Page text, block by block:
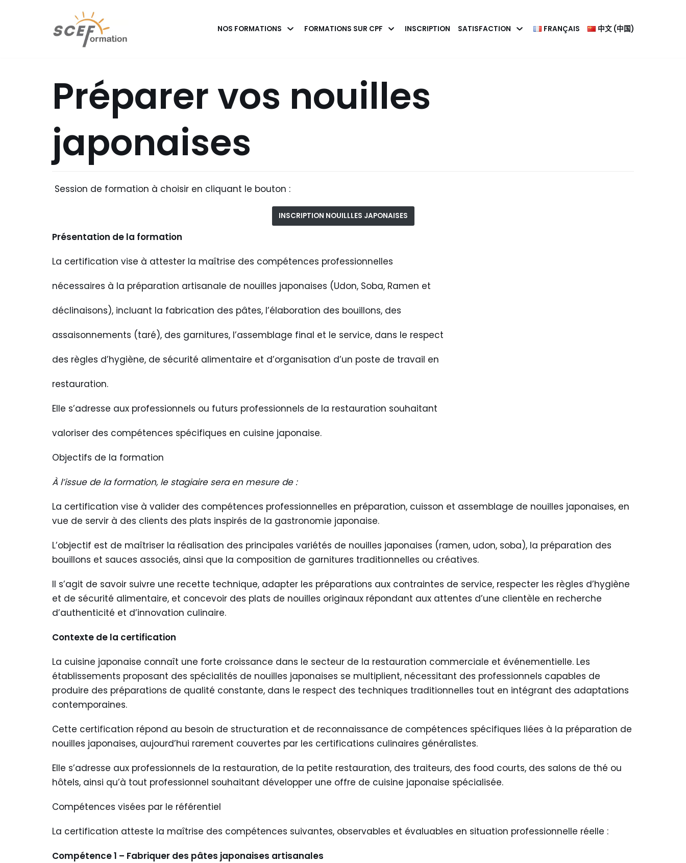
NOS FORMATIONS FORMATIONS SUR CPF INSCRIPTION SATISFACTION FRANÇAIS 中文 (中国)
Préparer vos nouilles
japonaises
Session de formation à choisir en cliquant le bouton :
INSCRIPTION NOUILLLES JAPONAISES
Présentation de la formation
La certification vise à attester la maîtrise des compétences professionnelles
nécessaires à la préparation artisanale de nouilles japonaises (Udon, Soba, Ramen et
déclinaisons), incluant la fabrication des pâtes, l’élaboration des bouillons, des
assaisonnements (taré), des garnitures, l’assemblage final et le service, dans le respect
des règles d’hygiène, de sécurité alimentaire et d’organisation d’un poste de travail en
restauration.
Elle s’adresse aux professionnels ou futurs professionnels de la restauration souhaitant
valoriser des compétences spécifiques en cuisine japonaise.
Objectifs de la formation
À l’issue de la formation, le stagiaire sera en mesure de :
La certification vise à valider des compétences professionnelles en préparation, cuisson et assemblage de nouilles japonaises, en
vue de servir à des clients des plats inspirés de la gastronomie japonaise.
L’objectif est de maîtriser la réalisation des principales variétés de nouilles japonaises (ramen, udon, soba), la préparation des
bouillons et sauces associés, ainsi que la composition de garnitures traditionnelles ou créatives.
Il s’agit de savoir suivre une recette technique, adapter les préparations aux contraintes de service, respecter les règles d’hygiène
et de sécurité alimentaire, et concevoir des plats de nouilles originaux répondant aux attentes d’une clientèle en recherche
d’authenticité et d’innovation culinaire.
Contexte de la certification
La cuisine japonaise connaît une forte croissance dans le secteur de la restauration commerciale et événementielle. Les
établissements proposant des spécialités de nouilles japonaises se multiplient, nécessitant des professionnels capables de
produire des préparations de qualité constante, dans le respect des techniques traditionnelles tout en intégrant des adaptations
contemporaines.
Cette certification répond au besoin de structuration et de reconnaissance de compétences spécifiques liées à la préparation de
nouilles japonaises, aujourd’hui rarement couvertes par les certifications culinaires généralistes.
Elle s’adresse aux professionnels de la restauration, de la petite restauration, des traiteurs, des food courts, des salons de thé ou
hôtels, ainsi qu’à tout professionnel souhaitant développer une offre de cuisine japonaise spécialisée.
Compétences visées par le référentiel
La certification atteste la maîtrise des compétences suivantes, observables et évaluables en situation professionnelle réelle :
Compétence 1 – Fabriquer des pâtes japonaises artisanales